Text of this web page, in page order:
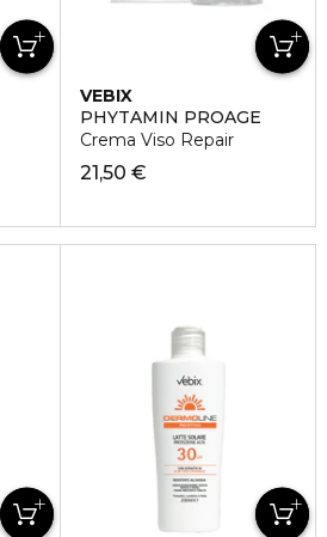
VEBIX
PHYTAMIN PROAGE
Crema Viso Repair
21,50 €